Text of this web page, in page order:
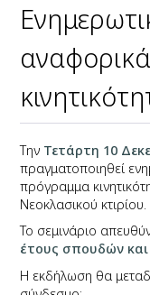
Την Τετάρτη 10
πραγματοποιηθεί
πρόγραμμα
Νεοκλασικού κτιρίου.
Το σεμινάριο
έτους σπουδών
Η εκδήλωση θα